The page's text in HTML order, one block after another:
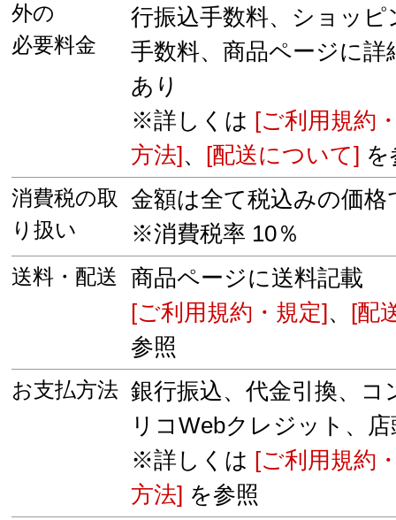
外の
必要料金
行振込手数料、ショッ
手数料、商品ページに詳
あり
※詳しくは [ご利用規約
方法]、 [配送について] を
消費税の取
り扱い
金額は全て税込みの価格
※消費税率 10％
送料・配送
商品ページに送料記載
[ご利用規約・規定]、 [配
参照
お支払方法 銀行振込、代金引換、コ
リコWebクレジット、
※詳しくは [ご利用規約
方法] を参照